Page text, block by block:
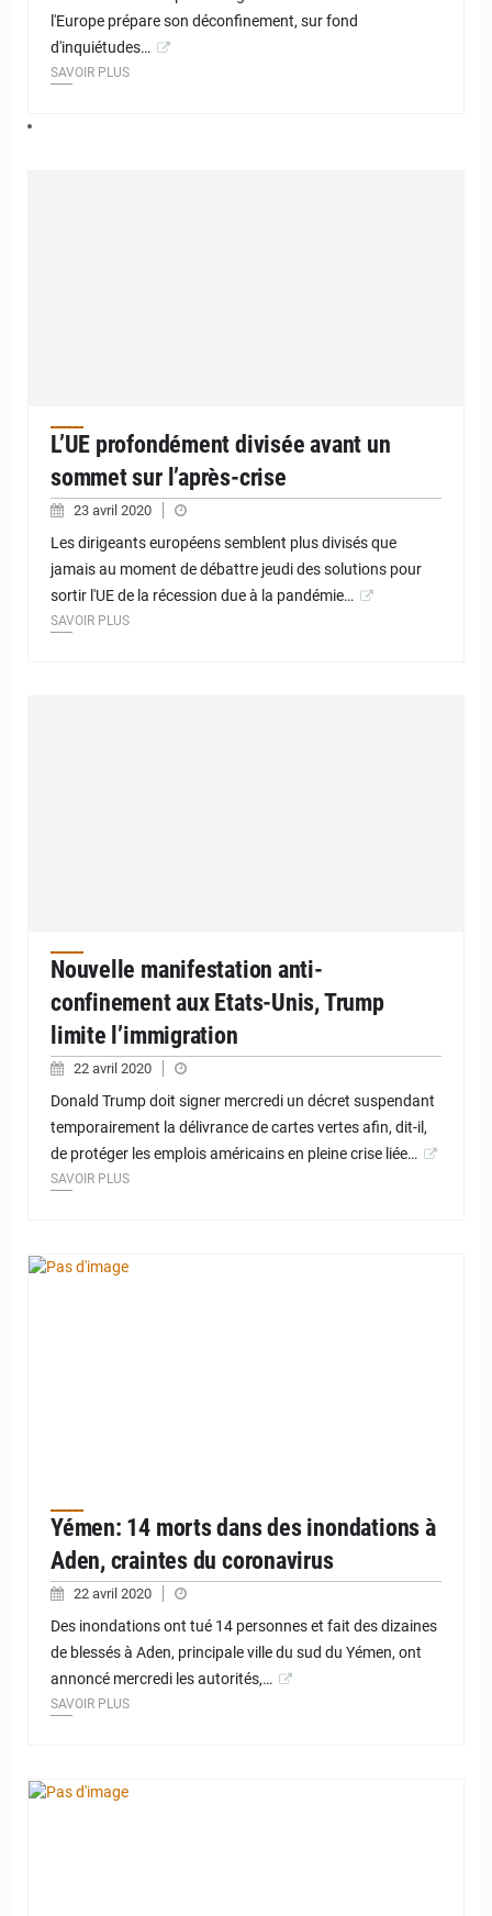
l'Europe prépare son déconfinement, sur fond
d'inquiétudes…
SAVOIR PLUS
L’UE profondément divisée avant un
sommet sur l’après-crise
23 avril 2020
Les dirigeants européens semblent plus divisés que
jamais au moment de débattre jeudi des solutions pour
sortir l'UE de la récession due à la pandémie…
SAVOIR PLUS
Nouvelle manifestation anti-
confinement aux Etats-Unis, Trump
limite l’immigration
22 avril 2020
Donald Trump doit signer mercredi un décret suspendant
temporairement la délivrance de cartes vertes afin, dit-il,
de protéger les emplois américains en pleine crise liée…
SAVOIR PLUS
Yémen: 14 morts dans des inondations à
Aden, craintes du coronavirus
22 avril 2020
Des inondations ont tué 14 personnes et fait des dizaines
de blessés à Aden, principale ville du sud du Yémen, ont
annoncé mercredi les autorités,…
SAVOIR PLUS